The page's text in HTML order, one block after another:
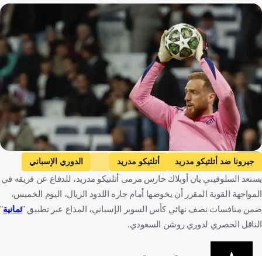
جيرونا ضد أتلتيكو مدريد أتلتيكو مدريد
الدوري الإسباني
يان أوبلاك
ريال مدريد السوبر الإسباني
إسبانيا
سلوفينيا
كرة قدم
يستعد السلوفيني يان أوبلاك حارس مرمى أتلتيكو مدريد، للدفاع عن فريقه في
المواجهة القوية المقرر أن يخوضها أمام جاره اللدود الريال، اليوم الخميس،
ضمن منافسات نصف نهائي كأس السوبر الإسباني، المذاع عبر تطبيق "ثمانية"
الناقل الحصري لدوري روشن السعودي.